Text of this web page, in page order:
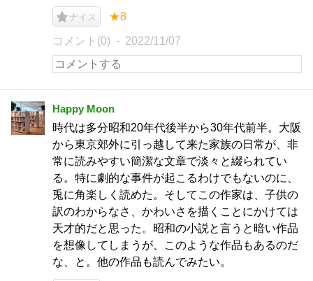
ナイス ★8
コメント(0) 2022/11/07
Happy Moon
時代は多分昭和20年代後半から30年代前半。大阪
から東京郊外に引っ越して来た家族の日常が、非
常に読みやすい簡潔な文章で淡々と綴られてい
る。特に劇的な事件が起こるわけでもないのに、
兎に角楽しく読めた。そしてこの作家は、子供の
訳のわからなさ、かわいさを描くことにかけては
天才的だと思った。昭和の小説と言うと暗い作品
を想像してしまうが、このような作品もあるのだ
な、と。他の作品も読んでみたい。